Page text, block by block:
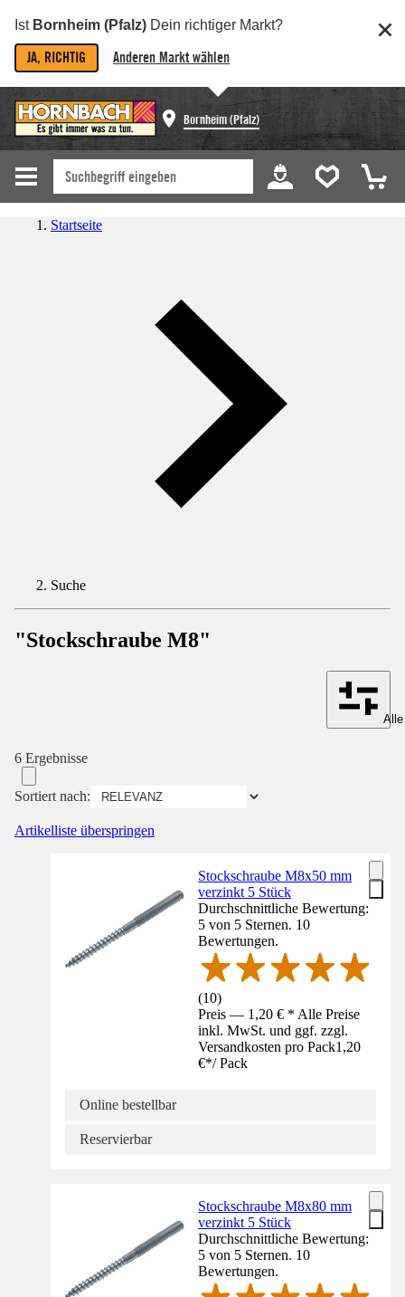
Ist Bornheim (Pfalz) Dein richtiger Markt?
JA, RICHTIG Anderen Markt wählen
Bornheim (Pfalz)
Startseite
Suche
"Stockschraube M8"
6 Ergebnisse
Sortiert nach:
Artikelliste überspringen
Stockschraube M8x50 mm
verzinkt 5 Stück
Durchschnittliche Bewertung:
5 von 5 Sternen. 10
Bewertungen.
(10)
Preis — 1,20 € * Alle Preise
inkl. MwSt. und ggf. zzgl.
Versandkosten pro Pack1,20
€*/ Pack
Online bestellbar
Reservierbar
Stockschraube M8x80 mm
verzinkt 5 Stück
Durchschnittliche Bewertung:
5 von 5 Sternen. 10
Bewertungen.